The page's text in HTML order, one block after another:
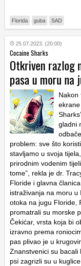
Florida guba SAD
25.07.2023. (20:00)
Cocaine Sharks
Otkriven razlog
pasa u moru na
Nakon
gladni
problem: sve što
stavljamo u svoja
prirodnim vodenim
tome”, rekla je dr.
Floride i glavna
istraživanja na moru u
otoka na jugu Floride,
promatrali su morske
Čekićar, vrsta koja bi
izravno prema
pas plivao je u
Znanstvenici su
psi zagrizli su u